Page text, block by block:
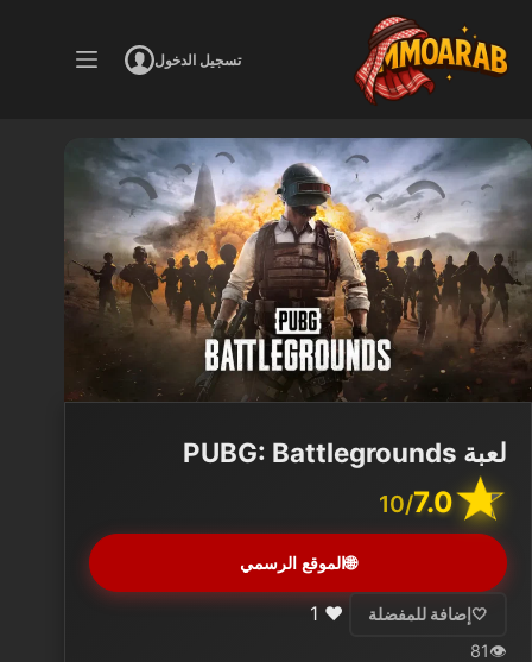
المحتوى
تسجيل الدخول
لعبة PUBG: Battlegrounds
7.0
/10
🌐الموقع الرسمي
🤍 إضافة للمفضلة ❤️
1
👁️
81